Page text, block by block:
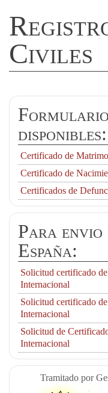
Civiles
disponibles:
Certificado de
Certificado de
Certificados de
Para
España:
Solicitud certificado
Internacional
Solicitud certificado
Internacional
Solicitud de
Internacional
Tramitado por